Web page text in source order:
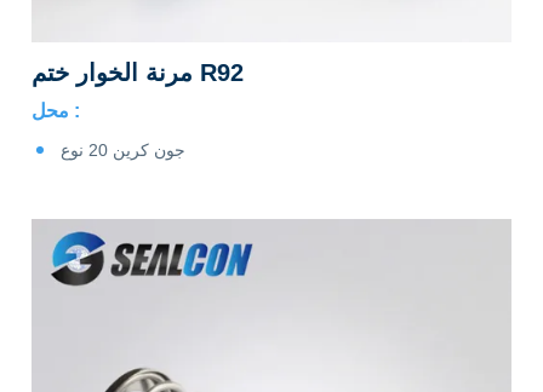
مرنة الخوار ختم R92
محل :
جون كرين 20 نوع